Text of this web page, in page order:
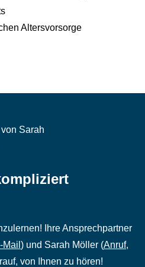
Altersvorsorge
Ihre Ansprechpartner
Mail ) und Sarah Möller (Anruf,
von Ihnen zu hören!